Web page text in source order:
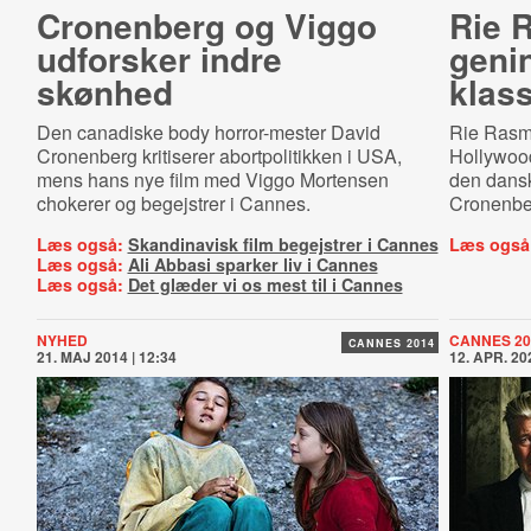
Cronenberg og Viggo
udforsker indre
skønhed
Den canadiske body horror-mester David
Cronenberg kritiserer abortpolitikken i USA,
mens hans nye film med Viggo Mortensen
chokerer og begejstrer i Cannes.
Læs også: Skandinavisk film begejstrer i Cannes
Læs også: Ali Abbasi sparker liv i Cannes
Læs også: Det glæder vi os mest til i Cannes
Rie
Rie
den
Læs
CANNES 2014
NYHED
21. MAJ 2014 | 12:34
CANNES
12. APR.